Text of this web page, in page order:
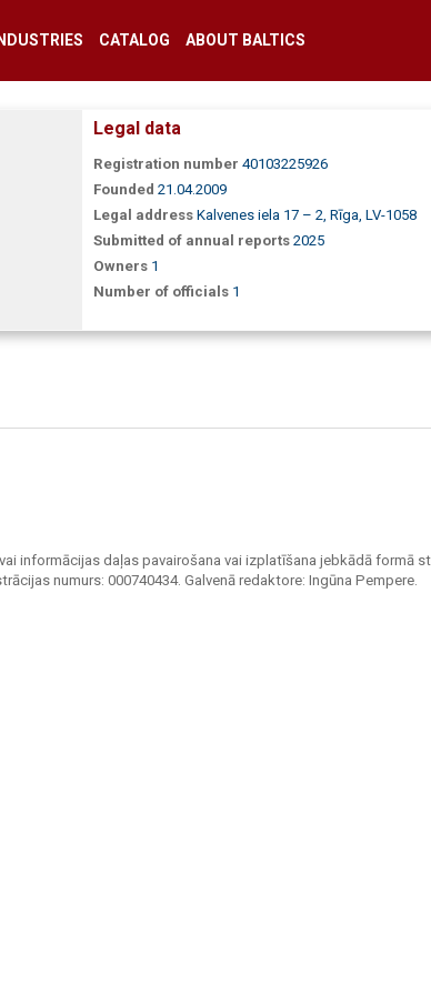
CATALOG ABOUT BALTICS
Legal data
Registration number 40103225926
Founded 21.04.2009
Legal address Kalvenes iela 17 – 2, Rīga, LV-1058
Submitted of annual reports 2025
Owners 1
Number of officials 1
informācijas daļas pavairošana vai izplatīšana jebkādā formā
numurs: 000740434. Galvenā redaktore: Ingūna Pempere.